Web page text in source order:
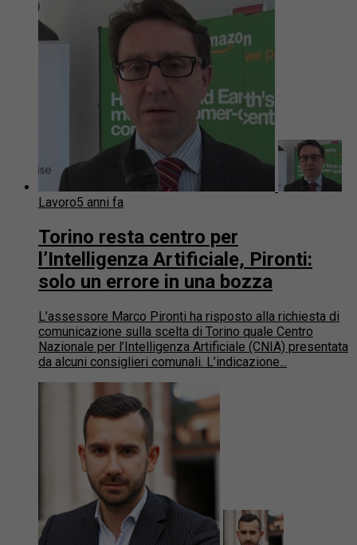
Lavoro5 anni fa
Torino resta centro per
l’Intelligenza Artificiale, Pironti:
solo un errore in una bozza
L’assessore Marco Pironti ha risposto alla richiesta di
comunicazione sulla scelta di Torino quale Centro
Nazionale per l’Intelligenza Artificiale (CNIA) presentata
da alcuni consiglieri comunali. L’indicazione...